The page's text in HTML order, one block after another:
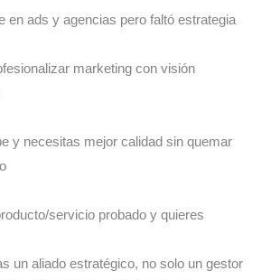
en ads y agencias pero faltó estrategia
marketing con visión
y necesitas mejor calidad sin quemar
servicio probado y quieres
un aliado estratégico, no solo un gestor